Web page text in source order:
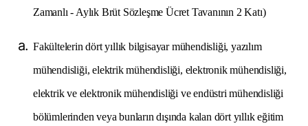
Zamanlı - Aylık Brüt Sözleşme Ücret Tavanının 2 Katı)
Fakültelerin dört yıllık bilgisayar mühendisliği, yazılım
mühendisliği, elektrik mühendisliği, elektronik mühendisliği,
elektrik ve elektronik mühendisliği ve endüstri mühendisliği
bölümlerinden veya bunların dışında kalan dört yıllık eğitim